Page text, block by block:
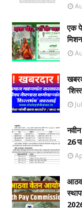
एक
26